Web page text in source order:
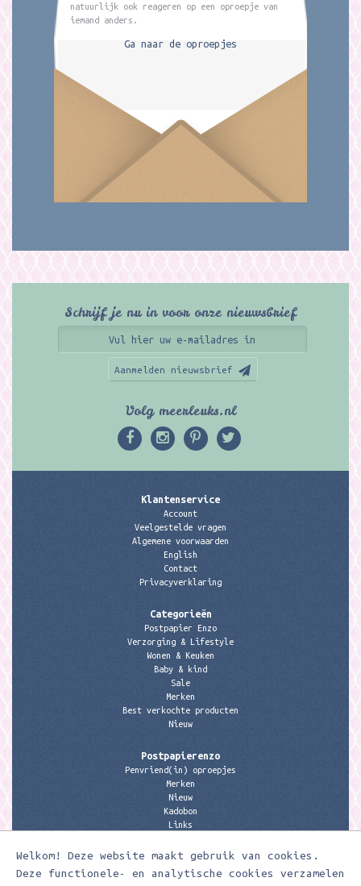
Welkom! Deze website maakt gebruik van cookies.
Deze functionele- en analytische cookies verzamelen
natuurlijk ook reageren op een oproepje van
iemand anders.
Ga naar de oproepjes
Schrijf je nu in voor onze nieuwsbrief
Aanmelden nieuwsbrief
Volg meerleuks.nl
Klantenservice
Account
Veelgestelde vragen
Algemene voorwaarden
English
Contact
Privacyverklaring
Categorieën
Postpapier Enzo
Verzorging & Lifestyle
Wonen & Keuken
Baby & kind
Sale
Merken
Best verkochte producten
Nieuw
Postpapierenzo
Penvriend(in) oproepjes
Merken
Nieuw
Kadobon
Links
Contactgegevens
Meerleuks